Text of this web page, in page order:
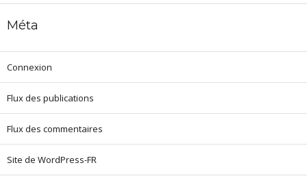
Méta
Connexion
Flux des publications
Flux des commentaires
Site de WordPress-FR